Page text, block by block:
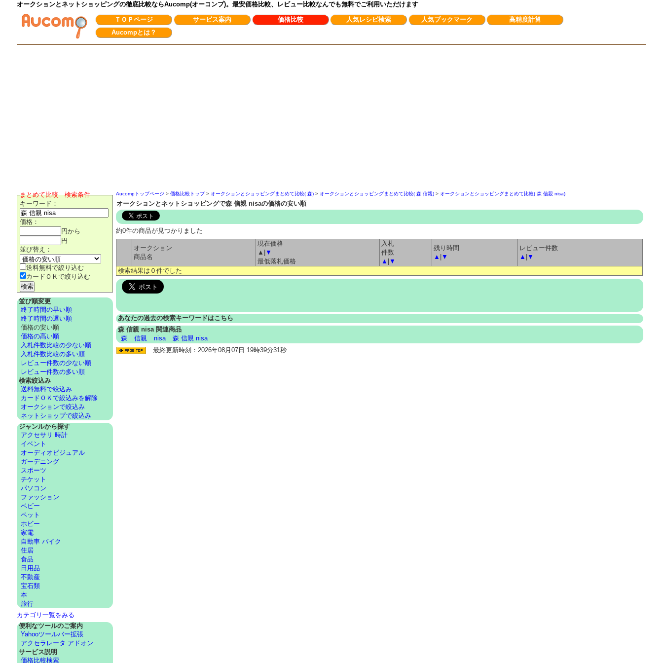
オークションとネットショッピングの徹底比較ならAucomp(オーコンプ)。最安価格比較、レビュー比較なんでも無料でご利用いただけます
ＴＯＰページ サービス案内 価格比較 人気レシピ検索 人気ブックマーク
高精度計算
Aucompとは？
Aucompトップページ >価格比較トップ> オークションとショッピングまとめて比較( 森) > オークションとショッピングまとめて比較( 森 信親) > オークションとショッピングまとめて比較( 森 信親 nisa)
オークションとネットショッピングで森 信親 nisaの価格の安い順
約0件の商品が見つかりました
オークション
商品名
現在価格
▲|▼
最低落札価格
入札
件数
▲ |▼
残り時間
▲ |▼
レビュー件数
▲ |▼
検索結果は０件でした
あなたの過去の検索キーワードはこちら
森 信親 nisa 関連商品
森
信親 nisa
森 信親 nisa
最終更新時刻：2026年08月07日 19時39分31秒
まとめて比較 検索条件
キーワード：
価格：
円から
円
並び替え：
送料無料で絞り込む
カードＯＫで絞り込む
並び順変更
終了時間の早い順
終了時間の遅い順
価格の安い順
価格の高い順
入札件数比較の少ない順
入札件数比較の多い順
レビュー件数の少ない順
レビュー件数の多い順
検索絞込み
送料無料で絞込み
カードＯＫで絞込みを解除
オークションで絞込み
ネットショップで絞込み
ジャンルから探す
アクセサリ 時計
イベント
オーディオビジュアル
ガーデニング
スポーツ
チケット
パソコン
ファッション
ベビー
ペット
ホビー
家電
自動車 バイク
住居
食品
日用品
不動産
宝石類
本
旅行
カテゴリ一覧をみる
便利なツールのご案内
Yahooツールバー拡張
アクセラレータ アドオン
サービス説明
価格比較検索